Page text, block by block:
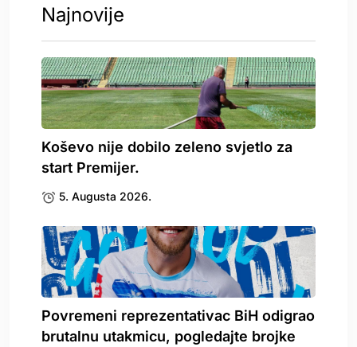
Najnovije
Koševo nije dobilo zeleno svjetlo za
start Premijer.
5. Augusta 2026.
Povremeni reprezentativac BiH odigrao
brutalnu utakmicu, pogledajte brojke